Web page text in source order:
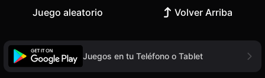
Juego aleatorio Volver Arriba
Juegos en tu Teléfono o Tablet